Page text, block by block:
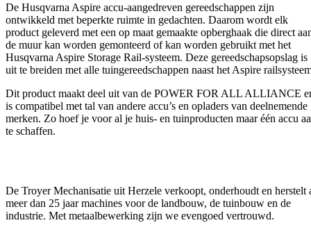
De Husqvarna Aspire accu-aangedreven gereedschappen zijn
ontwikkeld met beperkte ruimte in gedachten. Daarom wordt elk
product geleverd met een op maat gemaakte opberghaak die direct
de muur kan worden gemonteerd of kan worden gebruikt met het
Husqvarna Aspire Storage Rail-systeem. Deze gereedschapsopslag is
uit te breiden met alle tuingereedschappen naast het Aspire
Dit product maakt deel uit van de POWER FOR ALL ALLIANCE
is compatibel met tal van andere accu’s en opladers van deelnemende
merken. Zo hoef je voor al je huis- en tuinproducten maar één accu
te schaffen.
De Troyer Mechanisatie uit Herzele verkoopt, onderhoudt en herstelt
meer dan 25 jaar machines voor de landbouw, de tuinbouw en de
industrie. Met metaalbewerking zijn we evengoed vertrouwd.